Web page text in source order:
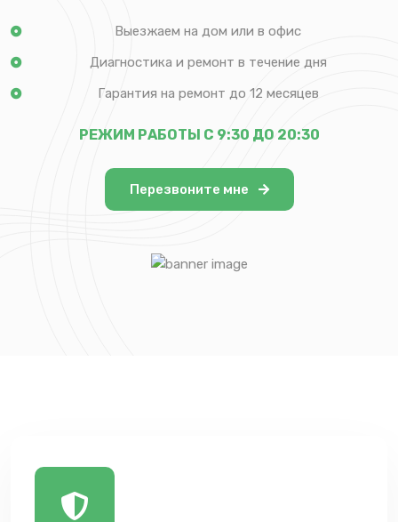
Выезжаем на дом или в офис
Диагностика и ремонт в течение дня
Гарантия на ремонт до 12 месяцев
РЕЖИМ РАБОТЫ С 9:30 ДО 20:30
Перезвоните мне